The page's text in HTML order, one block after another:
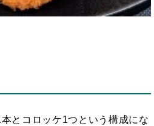
とコロッケ1つという構成にな